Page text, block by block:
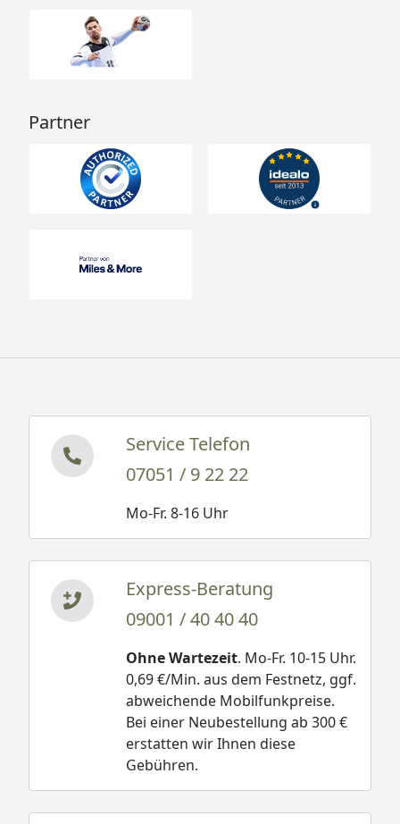
Partner
Service Telefon
07051 / 9 22 22
Mo-Fr. 8-16 Uhr
Express-Beratung
09001 / 40 40 40
Ohne Wartezeit. Mo-Fr. 10-15 Uhr.
0,69 €/Min. aus dem Festnetz, ggf.
abweichende Mobilfunkpreise.
Bei einer Neubestellung ab 300 €
erstatten wir Ihnen diese
Gebühren.